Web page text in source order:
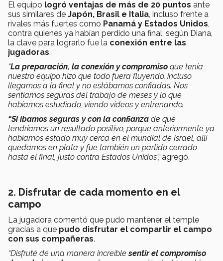
El equipo logró ventajas de más de 20 puntos ante
sus similares de Japón, Brasil e Italia, incluso frente a
rivales más fuertes como Panamá y Estados Unidos,
contra quienes ya habían perdido una final; según Diana,
la clave para lograrlo fue la conexión entre las
jugadoras.
“La preparación, la conexión y compromiso que tenía
nuestro equipo hizo que todo fuera fluyendo, incluso
llegamos a la final y no estábamos confiadas. Nos
sentíamos seguras del trabajo de meses y lo que
habíamos estudiado, viendo videos y entrenando.
“Sí íbamos seguras y con la confianza de que
tendríamos un resultado positivo, porque anteriormente ya
habíamos estado muy cerca en el mundial de Israel, allí
quedamos en plata y fue también un partido cerrado
hasta el final, justo contra Estados Unidos”, agregó.
2. Disfrutar de cada momento en el
campo
La jugadora comentó que pudo mantener el temple
gracias a que pudo disfrutar el compartir el campo
con sus compañeras.
“Disfruté de una manera increíblesentir el compromiso